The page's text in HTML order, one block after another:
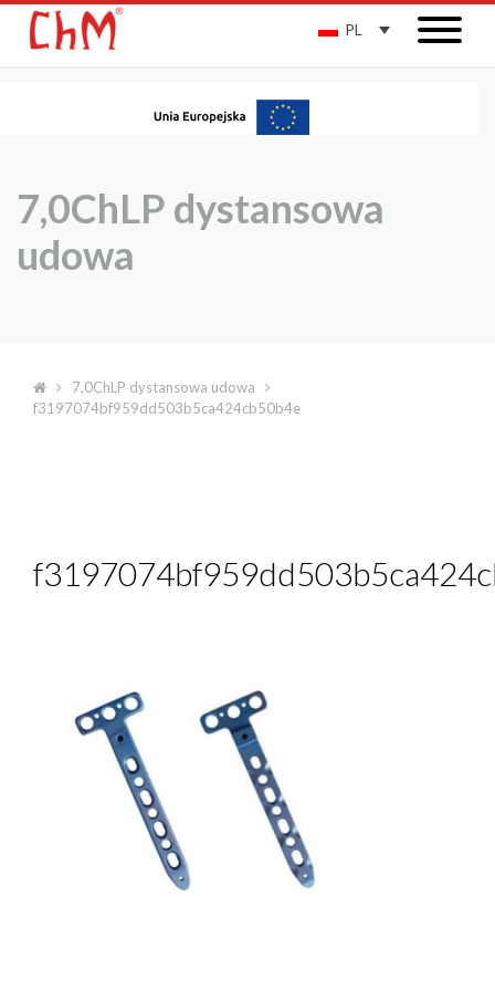
PL
7,0ChLP dystansowa
udowa
7,0ChLP dystansowa udowa
f3197074bf959dd503b5ca424cb50b4e